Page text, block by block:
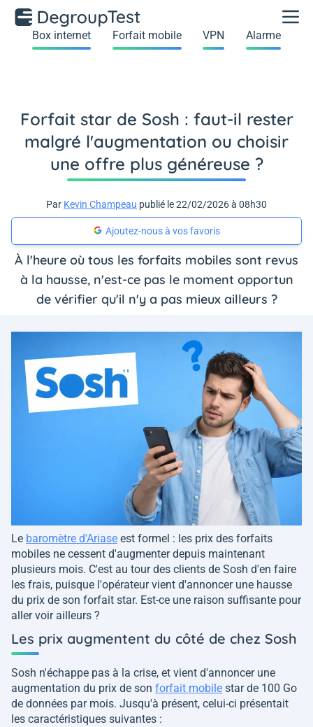
Box internet Forfait mobile VPN Alarme
Forfait star de Sosh : faut-il rester
malgré l'augmentation ou choisir
une offre plus généreuse ?
Par Kevin Champeau publié le 22/02/2026 à 08h30
Ajoutez-nous à vos favoris
À l'heure où tous les forfaits mobiles sont revus
à la hausse, n'est-ce pas le moment opportun
de vérifier qu'il n'y a pas mieux ailleurs ?
Le baromètre d'Ariase est formel : les prix des forfaits
mobiles ne cessent d'augmenter depuis maintenant
plusieurs mois. C'est au tour des clients de Sosh d'en faire
les frais, puisque l'opérateur vient d'annoncer une hausse
du prix de son forfait star. Est-ce une raison suffisante pour
aller voir ailleurs ?
Les prix augmentent du côté de chez Sosh
Sosh n'échappe pas à la crise, et vient d'annoncer une
augmentation du prix de son forfait mobile star de 100 Go
de données par mois. Jusqu'à présent, celui-ci présentait
les caractéristiques suivantes :